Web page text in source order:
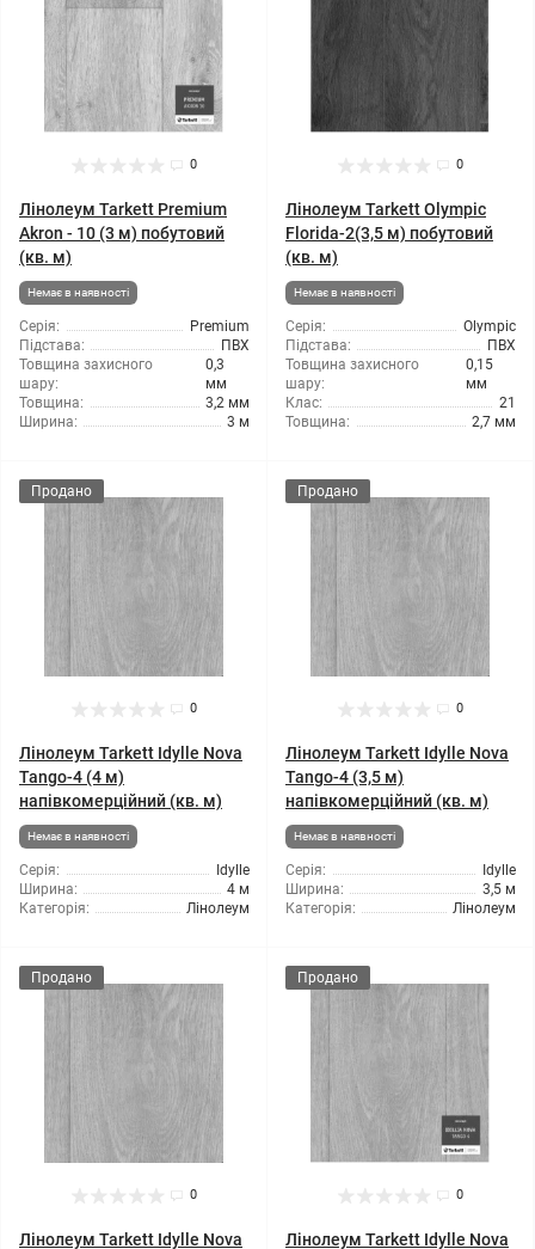
0
Лінолеум Tarkett Premium
Akron - 10 (3 м) побутовий
(кв. м)
Немає в наявності
Серія:
Premium
Підстава:
ПВХ
Товщина захисного
шару:
0,3
мм
Товщина:
3,2 мм
Ширина:
3 м
0
Лінолеум Tarkett Olympic
Florida-2(3,5 м) побутовий
(кв. м)
Немає в наявності
Серія:
Olympic
Підстава:
ПВХ
Товщина захисного
шару:
0,15
мм
Клас:
21
Товщина:
2,7 мм
Продано
0
Лінолеум Tarkett Idylle Nova
Tango-4 (4 м)
напівкомерційний (кв. м)
Немає в наявності
Серія:
Idylle
Ширина:
4 м
Категорія:
Лінолеум
Продано
0
Лінолеум Tarkett Idylle Nova
Tango-4 (3,5 м)
напівкомерційний (кв. м)
Немає в наявності
Серія:
Idylle
Ширина:
3,5 м
Категорія:
Лінолеум
Продано
0
Лінолеум Tarkett Idylle Nova
Продано
0
Лінолеум Tarkett Idylle Nova